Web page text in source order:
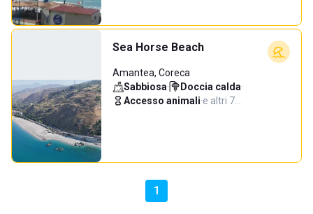
Sea Horse Beach
Amantea, Coreca
Sabbiosa· Doccia calda·
Accesso animali·e altri 7…
1